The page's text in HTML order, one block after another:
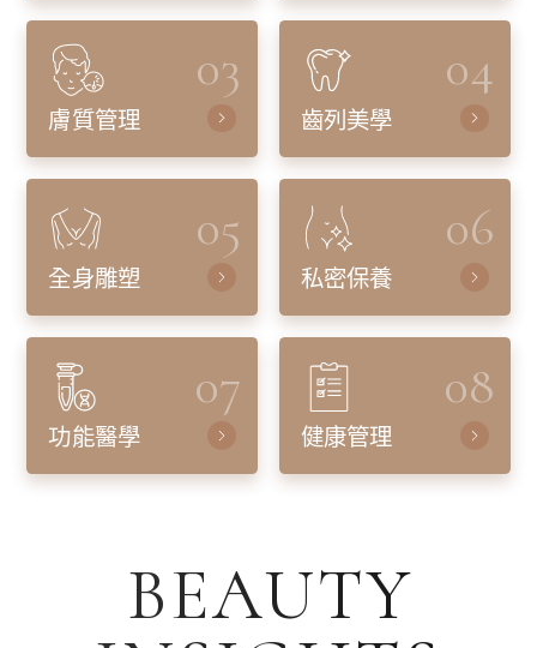
03
膚質管理
04
齒列美學
05
全身雕塑
06
私密保養
07
功能醫學
08
健康管理
BEAUTY